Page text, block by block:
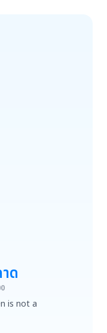
ด
is not a